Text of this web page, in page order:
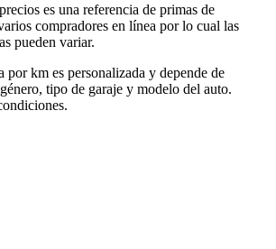
es una referencia de primas de
compradores en línea por lo cual las
pueden variar.
por km es personalizada y depende de
tipo de garaje y modelo del auto.